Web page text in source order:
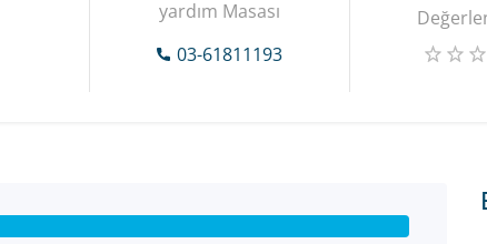
yardım Masası
03-61811193